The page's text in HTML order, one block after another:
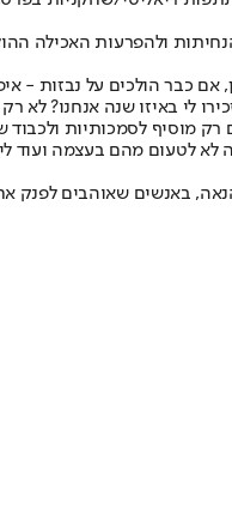
ולהפרעות האכילה
אם כבר הולכים על נבזות -
לי באיזו שנה אנחנו? לא
מוסיף לסמכותיות
לא לטעום מהם בעצמה
באנשים שאוהבים לפנק